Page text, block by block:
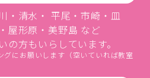
・清水・ 平尾・市崎・皿
屋形原・美野島 など
方もいらしています。
グにお願いします（空いていれば教室